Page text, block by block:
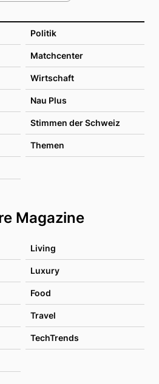
Politik
Matchcenter
Wirtschaft
Nau Plus
Stimmen der Schweiz
Themen
Magazine
Living
Luxury
Food
Travel
TechTrends